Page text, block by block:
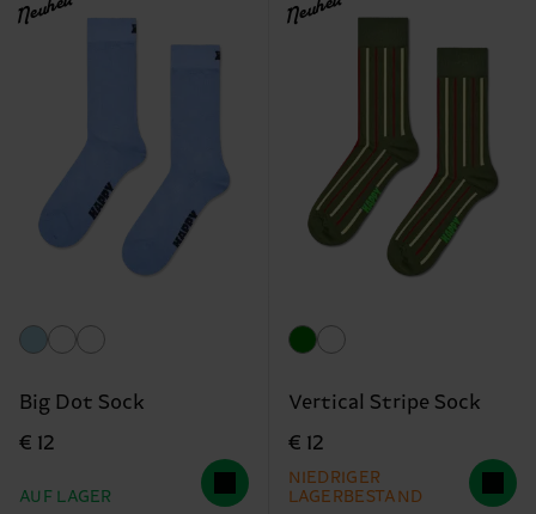
Neuheit
Big Dot Sock
€ 12
AUF LAGER
Neuheit
Vertical Stripe Sock
€ 12
NIEDRIGER
LAGERBESTAND